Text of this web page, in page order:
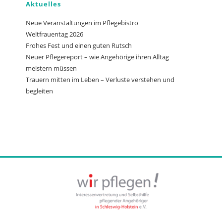
Aktuelles
Neue Veranstaltungen im Pflegebistro
Weltfrauentag 2026
Frohes Fest und einen guten Rutsch
Neuer Pflegereport – wie Angehörige ihren Alltag
meistern müssen
Trauern mitten im Leben – Verluste verstehen und
begleiten